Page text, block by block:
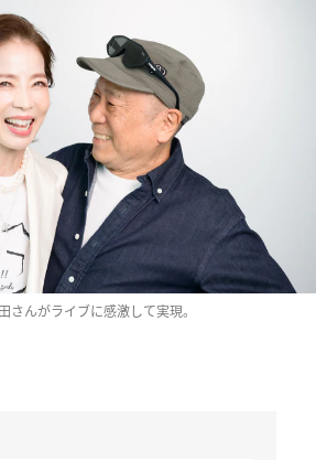
さんがライブに感激して実現。